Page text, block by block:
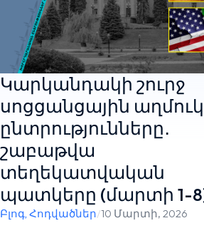
Կարկանդակի շուրջ
սոցցանցային
ընտրությունները․
շաբաթվա
տեղեկատվական
պատկերը (մարտի 1-
Բլոգ, Հոդվածներ/10 Մարտի, 2026